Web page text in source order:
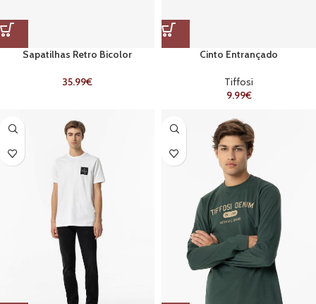
Sapatilhas Retro Bicolor
35.99€
Cinto Entrançado
Tiffosi
9.99€